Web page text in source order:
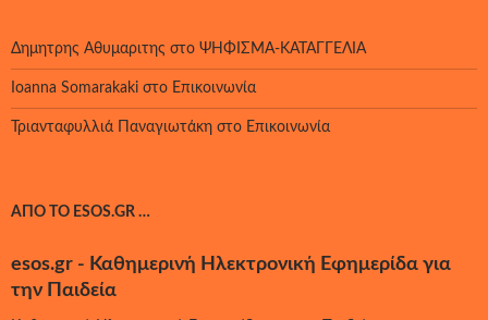
Δημητρης Αθυμαριτης στο ΨΗΦΙΣΜΑ-ΚΑΤΑΓΓΕΛΙΑ
Ioanna Somarakaki στο Επικοινωνία
Τριανταφυλλιά Παναγιωτάκη στο Επικοινωνία
ΑΠΌ ΤΟ ESOS.GR …
esos.gr - Καθημερινή Ηλεκτρονική Εφημερίδα για
την Παιδεία